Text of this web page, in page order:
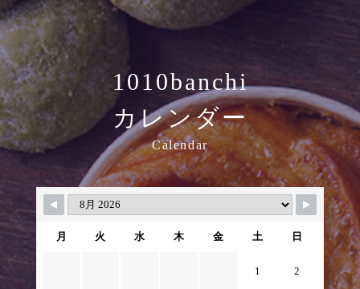
1010banchi
カレンダー
Calendar
月 火 水 木 金 土 日
1 2